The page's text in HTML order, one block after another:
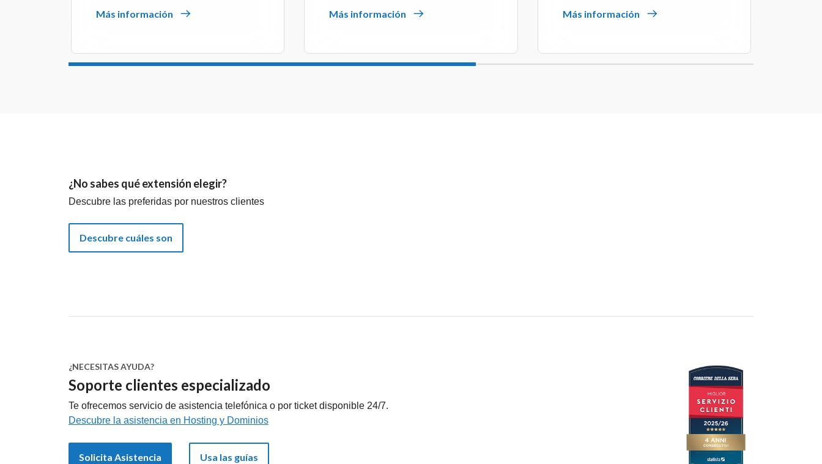
Más información Más información Más información
¿No sabes qué extensión elegir?
Descubre las preferidas por nuestros clientes
Descubre cuáles son
¿NECESITAS AYUDA?
Soporte clientes especializado
Te ofrecemos servicio de asistencia telefónica o por ticket disponible 24/7.
Descubre la asistencia en Hosting y Dominios
Solicita Asistencia Usa las guías